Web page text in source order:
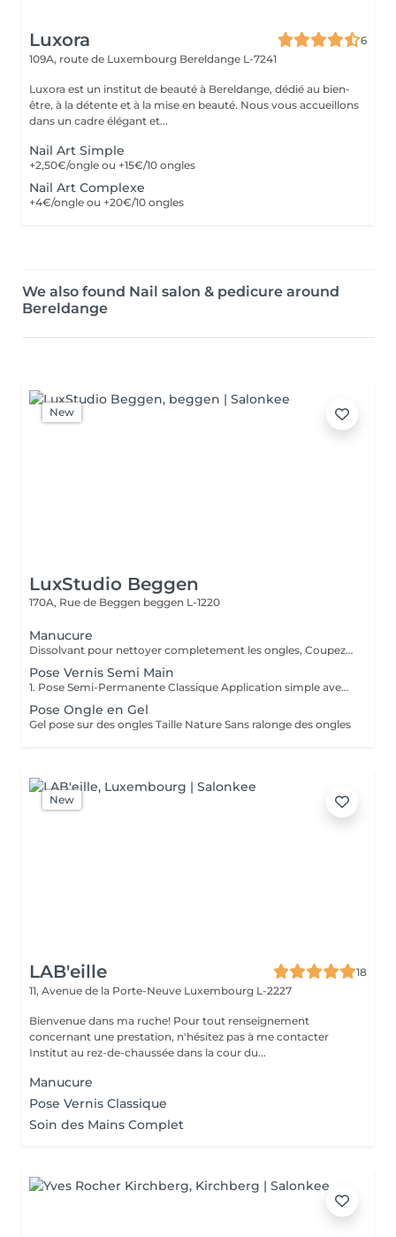
Luxora
6
109A, route de Luxembourg Bereldange L-7241
Luxora est un institut de beauté à Bereldange, dédié au bien-
être, à la détente et à la mise en beauté. Nous vous accueillons
dans un cadre élégant et...
Nail Art Simple
+2,50€/ongle ou +15€/10 ongles
Nail Art Complexe
+4€/ongle ou +20€/10 ongles
We also found Nail salon & pedicure around
Bereldange
New
LuxStudio Beggen
170A, Rue de Beggen beggen L-1220
Manucure
Dissolvant pour nettoyer completement les ongles, Coupez et Modelez les ongles avec une lime, Mouillez les mains quelques minutes pour ramollir les cuticules, Pousses les Cuticules avec batone pour repousser doucement vers l'arrière et coupez les excès, Hydratez les Mains avec crème et les cuticules pour maintenir la peau douce, Appliquez une base transparent pour protéger les ongles. Attendez suffisamment de tempos pour sèche.
Pose Vernis Semi Main
1. Pose Semi-Permanente Classique Application simple avec une fine couche de base. Idéale pour celles qui souhaitent de la couleur, de la brillance et un léger renfort. Tenue moyenne 2 semaines. 2. Pose Semi + Renfort Combinaison d'une base classique avec une couche de renfort. Offre une meilleure résistance que le semi-permanent classique, parfaite pour les ongles naturels. Moyenne Tenue de 2 à 3 semaines. 3. Pose Semi + Fiber Ultra Base classique combinée à un gel enrichi en fibres, idéale pour les ongles fragiles ou nécessitant un renforcement supplémentaire. Tenue Moyenne 3 à 4 semaines.
Pose Ongle en Gel
Gel pose sur des ongles Taille Nature Sans ralonge des ongles
New
LAB'eille
18
11, Avenue de la Porte-Neuve Luxembourg L-2227
Bienvenue dans ma ruche! Pour tout renseignement
concernant une prestation, n'hésitez pas à me contacter
Institut au rez-de-chaussée dans la cour du...
Manucure
Pose Vernis Classique
Soin des Mains Complet